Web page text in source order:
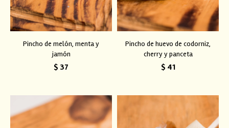
Pincho de melón, menta y
jamón
$ 37
Pincho de huevo de codorniz,
cherry y panceta
$ 41